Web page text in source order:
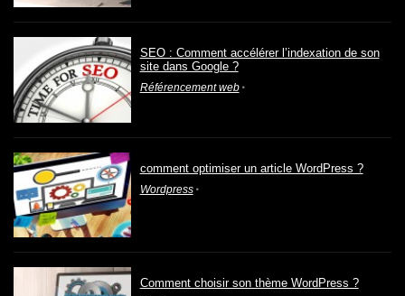
SEO : Comment accélérer l’indexation de son
site dans Google ?
Référencement web
comment optimiser un article WordPress ?
Wordpress
Comment choisir son thème WordPress ?